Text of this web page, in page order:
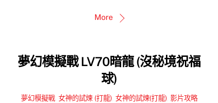
More
夢幻模擬戰 LV70暗龍 (沒秘境祝福
球)
夢幻模擬戰, 女神的試煉 (打龍), 女神的試煉(打龍), 影片攻略